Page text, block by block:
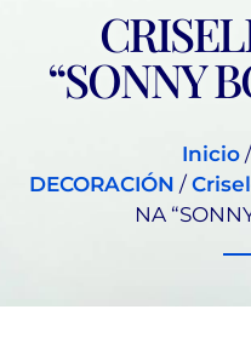
“SONNY
Inicio /
DECORACIÓN /
NA